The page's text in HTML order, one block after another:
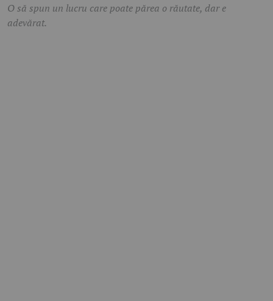
O să spun un lucru care poate părea o răutate, dar e
adevărat.